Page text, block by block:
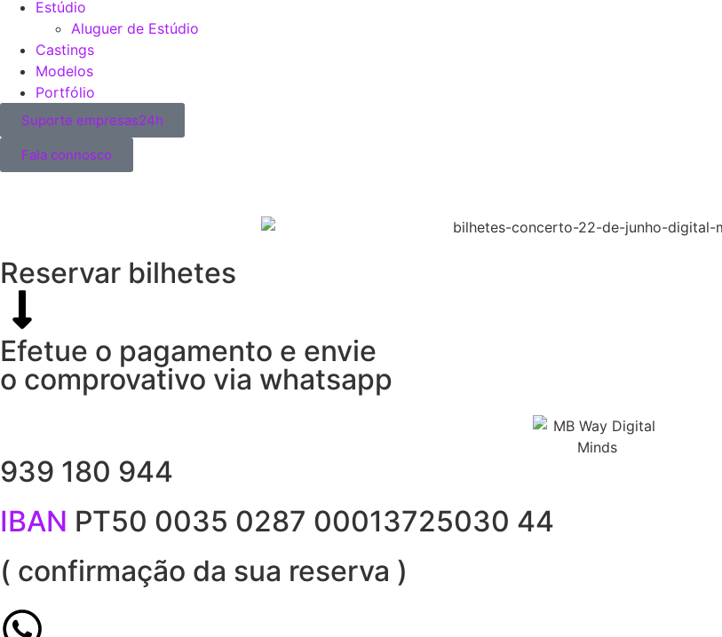
Estúdio
Aluguer de Estúdio
Castings
Modelos
Portfólio
Suporte empresas24h
Fala connosco
Reservar bilhetes
Efetue o pagamento e envie
o comprovativo via whatsapp
939 180 944
IBAN PT50 0035 0287 00013725030 44
( confirmação da sua reserva )